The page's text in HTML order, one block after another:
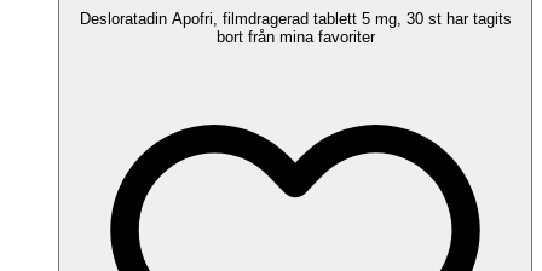
Desloratadin Apofri, filmdragerad tablett 5 mg, 30 st har tagits
bort från mina favoriter